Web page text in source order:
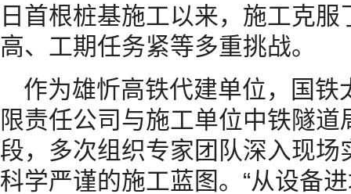
日首根桩基施工以来，施工克
高、工期任务紧等多重挑战。
作为雄忻高铁代建单位，国
限责任公司与施工单位中铁隧
段，多次组织专家团队深入现
科学严谨的施工蓝图。“从设备